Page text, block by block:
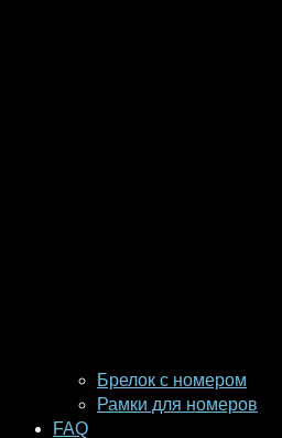
Брелок с номером
Рамки для номеров
FAQ